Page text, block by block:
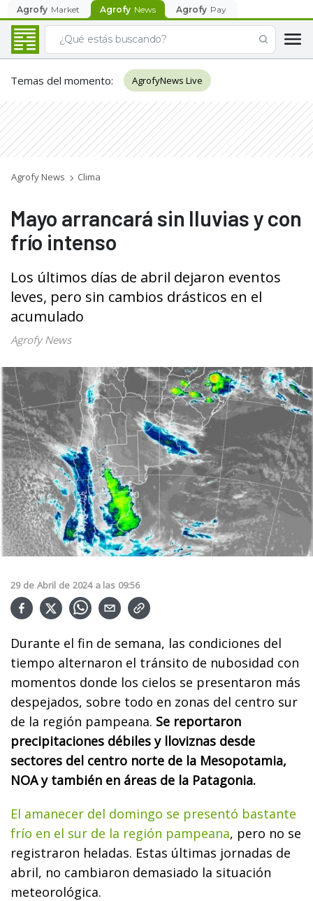
Agrofy Market Agrofy News Agrofy Pay
Temas del momento: AgrofyNews Live
Agrofy News Clima
Mayo arrancará sin lluvias y con
frío intenso
Los últimos días de abril dejaron eventos
leves, pero sin cambios drásticos en el
acumulado
Agrofy News
29 de Abril de 2024 a las 09:56
Durante el fin de semana, las condiciones del
tiempo alternaron el tránsito de nubosidad con
momentos donde los cielos se presentaron más
despejados, sobre todo en zonas del centro sur
de la región pampeana. Se reportaron
precipitaciones débiles y lloviznas desde
sectores del centro norte de la Mesopotamia,
NOA y también en áreas de la Patagonia.
El amanecer del domingo se presentó bastante
frío en el sur de la región pampeana, pero no se
registraron heladas. Estas últimas jornadas de
abril, no cambiaron demasiado la situación
meteorológica.